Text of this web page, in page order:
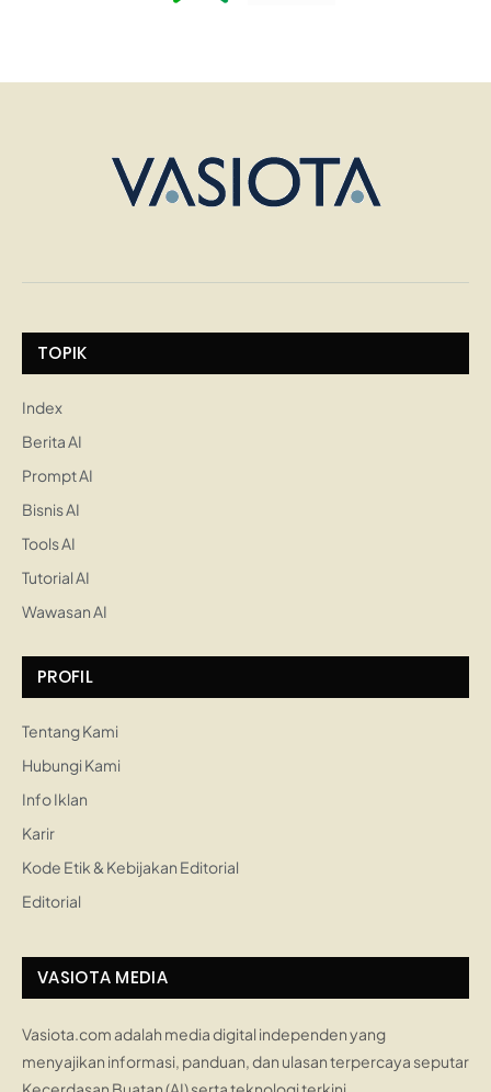
TOPIK
Index
Berita AI
Prompt AI
Bisnis AI
Tools AI
Tutorial AI
Wawasan AI
PROFIL
Tentang Kami
Hubungi Kami
Info Iklan
Karir
Kode Etik & Kebijakan Editorial
Editorial
VASIOTA MEDIA
Vasiota.com adalah media digital independen yang
menyajikan informasi, panduan, dan ulasan terpercaya seputar